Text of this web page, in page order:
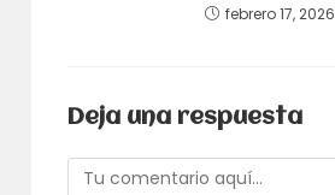
febrero 17, 2026
Deja una respuesta
Comentario